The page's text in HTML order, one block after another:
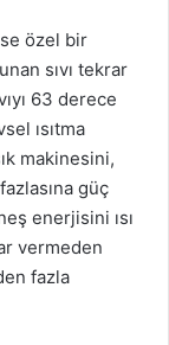
özel bir
sıvı tekrar
63 derece
ısıtma
makinesini,
güç
enerjisini ısı
vermeden
fazla